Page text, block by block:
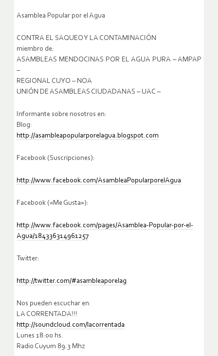
Asamblea Popular por el Agua
CONTRA EL SAQUEO Y LA CONTAMINACIÓN
miembro de:
ASAMBLEAS MENDOCINAS POR EL AGUA PURA – AMPAP
–
REGIONAL CUYO – NOA
UNIÓN DE ASAMBLEAS CIUDADANAS – UAC –
Informante sobre nosotros en:
Blog:
http://asambleapopularporelagua.blogspot.com
Facebook (Suscripciones):
http://www.facebook.com/AsambleaPopularporelAgua
Facebook («Me Gusta»):
http://www.facebook.com/pages/Asamblea-Popular-por-el-
Agua/184336314961257
Twitter:
http://twitter.com/#asambleaporelag
Nos pueden escuchar en:
LA CORRENTADA!!!
http://soundcloud.com/lacorrentada
Lunes 18:00 hs.
Radio Cuyum 89.3 Mhz